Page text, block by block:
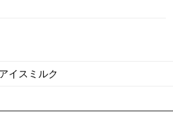
アイスミルク